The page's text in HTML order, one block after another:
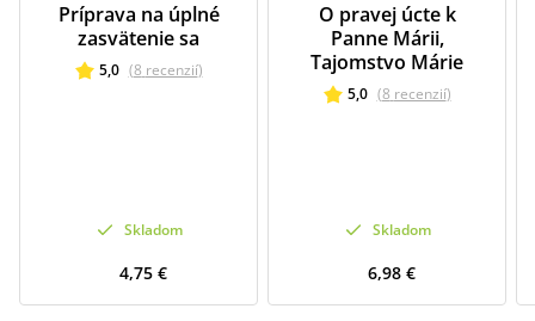
Príprava na úplné
zasvätenie sa
5,0 (8 recenzií)
Skladom
4,75 €
O pravej úcte k
Panne Márii,
Tajomstvo Márie
5,0 (8 recenzií)
Skladom
6,98 €